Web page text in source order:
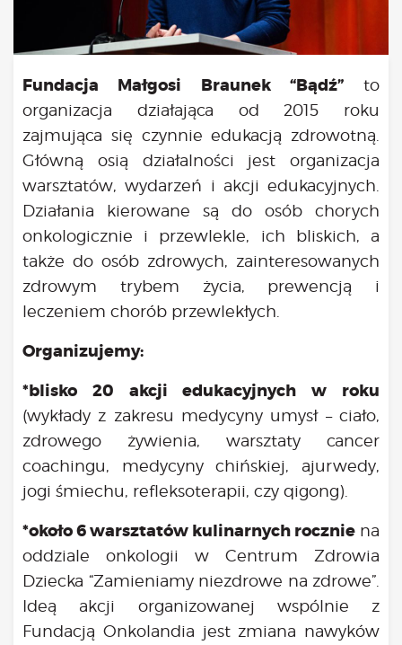
Fundacja Małgosi Braunek “Bądź”to
organizacja działająca od 2015 roku
zajmująca się czynnie edukacją zdrowotną.
Główną osią działalności jest organizacja
warsztatów, wydarzeń i akcji edukacyjnych.
Działania kierowane są do osób chorych
onkologicznie i przewlekle, ich bliskich, a
także do osób zdrowych, zainteresowanych
zdrowym trybem życia, prewencją i
leczeniem chorób przewlekłych.
Organizujemy:
*blisko 20 akcji edukacyjnych w roku
(wykłady z zakresu medycyny umysł – ciało,
zdrowego żywienia, warsztaty cancer
coachingu, medycyny chińskiej, ajurwedy,
jogi śmiechu, refleksoterapii, czy qigong).
*około 6 warsztatów kulinarnych rocznie na
oddziale onkologii w Centrum Zdrowia
Dziecka “Zamieniamy niezdrowe na zdrowe”.
Ideą akcji organizowanej wspólnie z
Fundacją Onkolandia jest zmiana nawyków
Kongres 2018
Projekty
kwiecień – maj
Grupa praktyka oddechowa
Grupa wsparcia fundacji BądźMy
Jestem i Będę
Kurs mindfulness online
Bądź od Małego
Bądź w Kazimierzu
Cykle edukacyjne (warsztaty i LIVE’y)
Infolinia
Sensowne ścieżki zdrowia
Zmieniamy niezdrowe na zdrowe
Storytel
Bądź na bieżąco
aktualności
Było
Ciało
Duch
Psychika
Uśmiechnij się!